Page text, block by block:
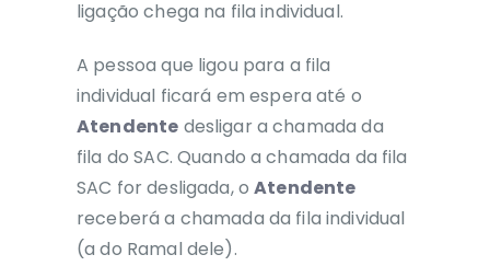
ligação chega na fila individual.
A pessoa que ligou para a fila
individual ficará em espera até o
Atendente desligar a chamada da
fila do SAC. Quando a chamada da fila
SAC for desligada, oAtendente
receberá a chamada da fila individual
(a do Ramal dele).